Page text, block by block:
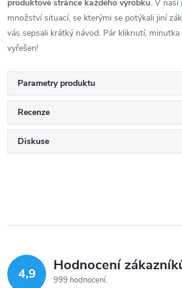
produktové stránce každého výrobku. V naší
množství situací, se kterými se potýkali jiní
vás sepsali krátký návod. Pár kliknutí,
vyřešen!
Parametry produktu
Recenze
Diskuse
4,9 Hodnocení
999 hodnocení